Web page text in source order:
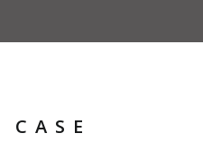
CASE